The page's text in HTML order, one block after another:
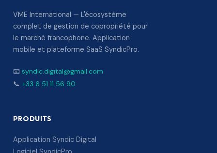
VME International — L'écosystème
complet de gestion de copropriété pour
le marché francophone. Application
mobile et plateforme SaaS SyndicPro.
📧 syndic.digital@gmail.com
📞 +33 6 51 11 56 90
PRODUITS
Application Syndic Digital